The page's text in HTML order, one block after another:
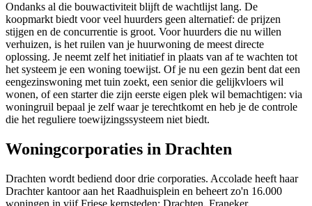
Ondanks al die bouwactiviteit blijft de wachtlijst lang. De
koopmarkt biedt voor veel huurders geen alternatief: de prijzen
stijgen en de concurrentie is groot. Voor huurders die nu willen
verhuizen, is het ruilen van je huurwoning de meest directe
oplossing. Je neemt zelf het initiatief in plaats van af te wachten tot
het systeem je een woning toewijst. Of je nu een gezin bent dat een
eengezinswoning met tuin zoekt, een senior die gelijkvloers wil
wonen, of een starter die zijn eerste eigen plek wil bemachtigen: via
woningruil bepaal je zelf waar je terechtkomt en heb je de controle
die het reguliere toewijzingssysteem niet biedt.
Woningcorporaties in Drachten
Drachten wordt bediend door drie corporaties. Accolade heeft haar
Drachter kantoor aan het Raadhuisplein en beheert zo'n 16.000
woningen in vijf Friese kernsteden: Drachten, Franeker,